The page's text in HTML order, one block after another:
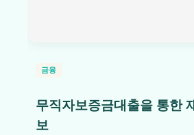
금융
무직자보증금대출을 통한
보